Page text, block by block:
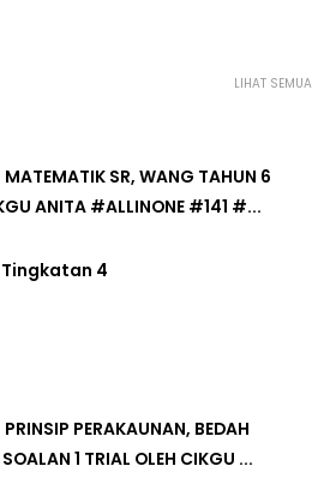
LIHAT SEMUA
SR, WANG TAHUN 6
ANITA #ALLINONE #141 #...
4
PERAKAUNAN, BEDAH
1 TRIAL OLEH CIKGU ...